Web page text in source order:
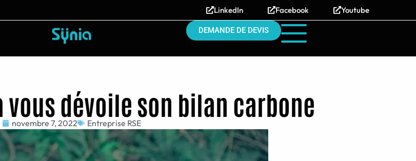
Youtube
Facebook
LinkedIn
DEMANDE DE DEVIS
vous dévoile son bilan carbone
novembre 7, 2022 Entreprise RSE